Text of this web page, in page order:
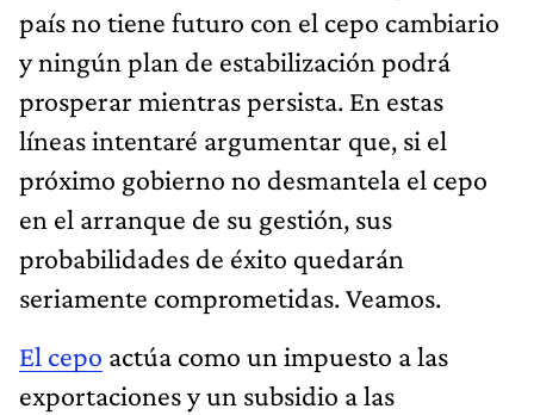
país no tiene futuro con el cepo cambiario
y ningún plan de estabilización podrá
prosperar mientras persista. En estas
líneas intentaré argumentar que, si el
próximo gobierno no desmantela el cepo
en el arranque de su gestión, sus
probabilidades de éxito quedarán
seriamente comprometidas. Veamos.
El cepo actúa como un impuesto a las
exportaciones y un subsidio a las